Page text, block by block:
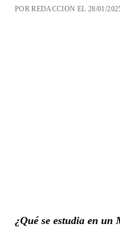
POR REDACCION EL 28/01/
¿Qué se estudia en un